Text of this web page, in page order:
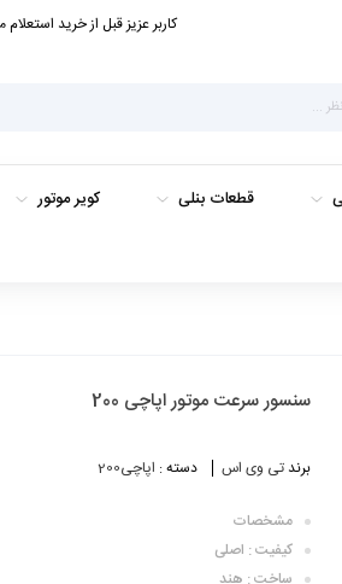
کاربر عزیز قبل از خرید
قطعات بنلی کویر موتور
سنسور سرعت موتور اپاچی 200
برند تی وی اس دسته : اپاچی200
مشخصات
کیفیت : اصلی
ساخت : هند